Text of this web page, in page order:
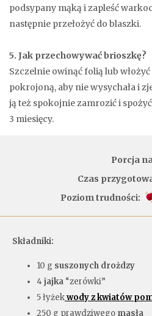
podsypany mąką i zapleść
następnie przełożyć do blaszki.
5. Jak przechowywać brioszkę?
Szczelnie owinąć folią lub
pokrojoną, aby nie wysychała i
ją też spokojnie zamrozić i
3 miesięcy.
Porcja
Czas
Poziom trudności:
Składniki:
10 g suszonych drożdzy
4jajka “zerówki”
5 łyżekwody z kwiatów
250 g prawdziwego masła